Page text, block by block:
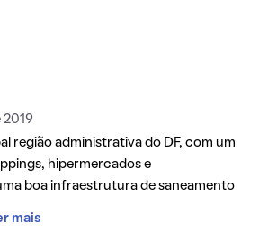
2019
região administrativa do DF, com um
hipermercados e
boa infraestrutura de saneamento
mais